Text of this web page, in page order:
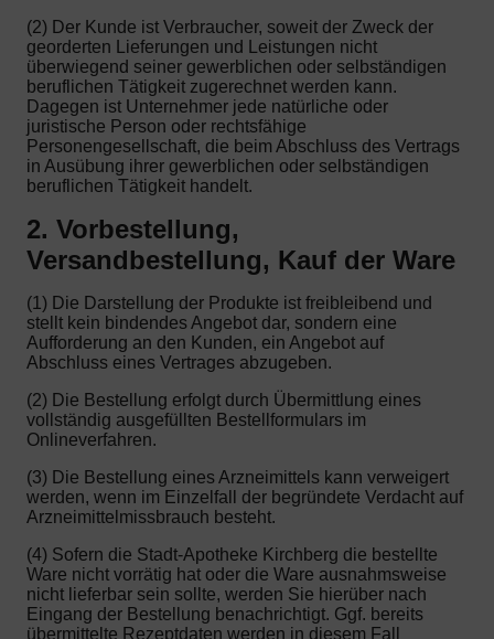
(2) Der Kunde ist Verbraucher, soweit der Zweck der
georderten Lieferungen und Leistungen nicht
überwiegend seiner gewerblichen oder selbständigen
beruflichen Tätigkeit zugerechnet werden kann.
Dagegen ist Unternehmer jede natürliche oder
juristische Person oder rechtsfähige
Personengesellschaft, die beim Abschluss des Vertrags
in Ausübung ihrer gewerblichen oder selbständigen
beruflichen Tätigkeit handelt.
2. Vorbestellung,
Versandbestellung, Kauf der Ware
(1) Die Darstellung der Produkte ist freibleibend und
stellt kein bindendes Angebot dar, sondern eine
Aufforderung an den Kunden, ein Angebot auf
Abschluss eines Vertrages abzugeben.
(2) Die Bestellung erfolgt durch Übermittlung eines
vollständig ausgefüllten Bestellformulars im
Onlineverfahren.
(3) Die Bestellung eines Arzneimittels kann verweigert
werden, wenn im Einzelfall der begründete Verdacht auf
Arzneimittelmissbrauch besteht.
(4) Sofern die Stadt-Apotheke Kirchberg die bestellte
Ware nicht vorrätig hat oder die Ware ausnahmsweise
nicht lieferbar sein sollte, werden Sie hierüber nach
Eingang der Bestellung benachrichtigt. Ggf. bereits
übermittelte Rezeptdaten werden in diesem Fall